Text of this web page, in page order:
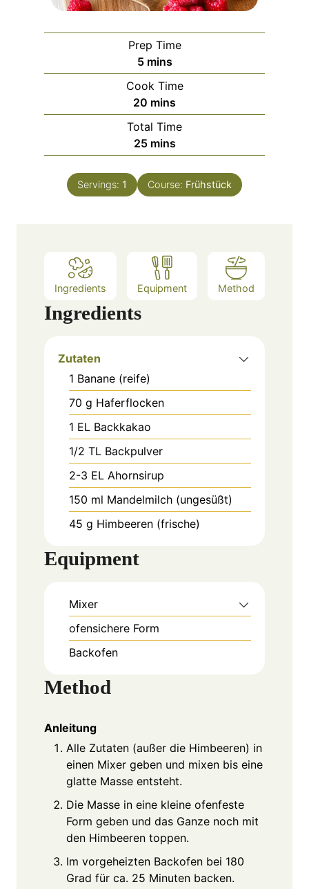
Prep Time
5m
i
n
u
t
e
s
mins
Cook Time
20 m
i
n
u
e
s
mins
Total Time
25m
i
n
u
mins
Servings: 1 Course: Frühstück
Ingredients Equipment Method
Ingredients
Zutaten
1 Banane (reife)
70 g Haferflocken
1 EL Backkakao
1/2 TL Backpulver
2-3 EL Ahornsirup
150 ml Mandelmilch (ungesüßt)
45 g Himbeeren (frische)
Equipment
Mixer
ofensichere Form
Backofen
Method
Anleitung
Alle Zutaten (außer die Himbeeren) in
einen Mixer geben und mixen bis eine
glatte Masse entsteht.
Die Masse in eine kleine ofenfeste
Form geben und das Ganze noch mit
den Himbeeren toppen.
Im vorgeheizten Backofen bei 180
Grad für ca. 25 Minuten backen.